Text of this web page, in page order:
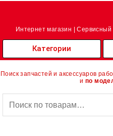
Перейти
Интернет магазин | Сервисный
Категории
Поиск запчастей и аксессуаров
и по